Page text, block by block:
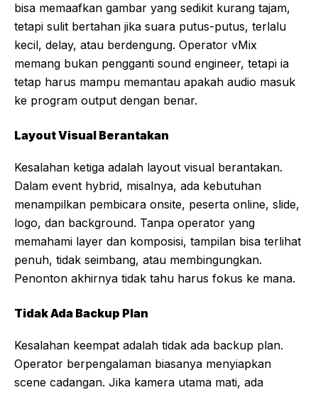
bisa memaafkan gambar yang sedikit kurang tajam,
tetapi sulit bertahan jika suara putus-putus, terlalu
kecil, delay, atau berdengung. Operator vMix
memang bukan pengganti sound engineer, tetapi ia
tetap harus mampu memantau apakah audio masuk
ke program output dengan benar.
Layout Visual Berantakan
Kesalahan ketiga adalah layout visual berantakan.
Dalam event hybrid, misalnya, ada kebutuhan
menampilkan pembicara onsite, peserta online, slide,
logo, dan background. Tanpa operator yang
memahami layer dan komposisi, tampilan bisa terlihat
penuh, tidak seimbang, atau membingungkan.
Penonton akhirnya tidak tahu harus fokus ke mana.
Tidak Ada Backup Plan
Kesalahan keempat adalah tidak ada backup plan.
Operator berpengalaman biasanya menyiapkan
scene cadangan. Jika kamera utama mati, ada